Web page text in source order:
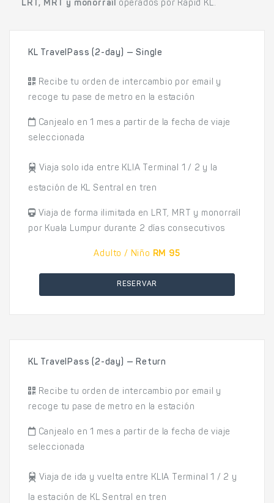
LRT, MRT y monorraíl operados por Rapid KL.
KL TravelPass (2-day) — Single
Recibe tu orden de intercambio por email y
recoge tu pase de metro en la estación
Canjealo en 1 mes a partir de la fecha de viaje
seleccionada
Viaja solo ida entre KLIA Terminal 1 / 2 y la
estación de KL Sentral en tren
Viaja de forma ilimitada en LRT, MRT y monorraíl
por Kuala Lumpur durante 2 días consecutivos
Adulto / Niño RM 95
RESERVAR
KL TravelPass (2-day) — Return
Recibe tu orden de intercambio por email y
recoge tu pase de metro en la estación
Canjealo en 1 mes a partir de la fecha de viaje
seleccionada
Viaja de ida y vuelta entre KLIA Terminal 1 / 2 y
la estación de KL Sentral en tren